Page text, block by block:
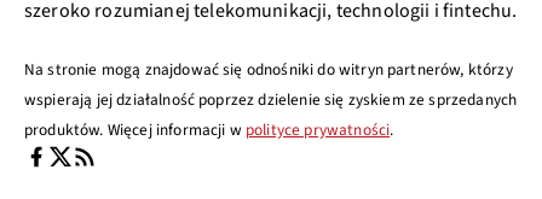
szeroko rozumianej telekomunikacji, technologii i fintechu.
Na stronie mogą znajdować się odnośniki do witryn partnerów, którzy
wspierają jej działalność poprzez dzielenie się zyskiem ze sprzedanych
produktów. Więcej informacji w polityce prywatności.